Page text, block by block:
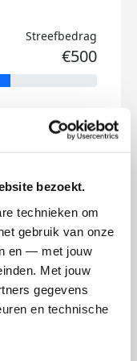
bezoekt.
technieken om
gebruik van onze
en — met jouw
Met jouw
gegevens
en technische
Streefbedrag
€500